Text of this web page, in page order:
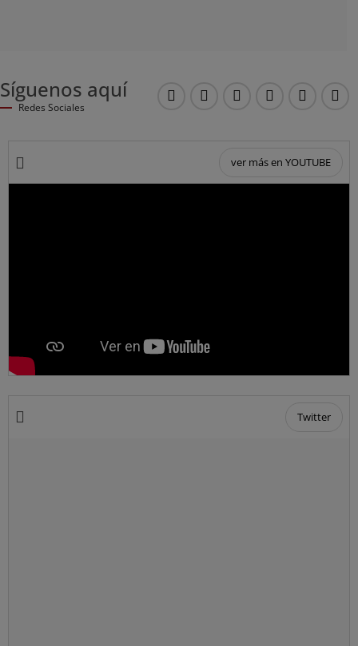
Síguenos aquí
Redes Sociales YoutubeTwitterInstagram
LinkedINTikTok
ver más en YOUTUBE
Twitter